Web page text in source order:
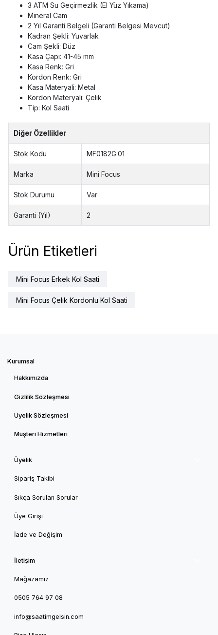
3 ATM Su Geçirmezlik (El Yüz Yıkama)
Mineral Cam
2 Yıl Garanti Belgeli (Garanti Belgesi Mevcut)
Kadran Şekli: Yuvarlak
Cam Şekli: Düz
Kasa Çapı: 41-45 mm
Kasa Renk: Gri
Kordon Renk: Gri
Kasa Materyali: Metal
Kordon Materyali: Çelik
Tip: Kol Saati
Diğer Özellikler
Stok Kodu MF0182G.01
Marka Mini Focus
Stok Durumu Var
Garanti (Yıl) 2
Ürün Etiketleri
Mini Focus Erkek Kol Saati
Mini Focus Çelik Kordonlu Kol Saati
Kurumsal
Hakkımızda
Gizlilik Sözleşmesi
Üyelik Sözleşmesi
Müşteri Hizmetleri
Üyelik
Sipariş Takibi
Sıkça Sorulan Sorular
Üye Girişi
İade ve Değişim
İletişim
Mağazamız
0505 764 97 08
info@saatimgelsin.com